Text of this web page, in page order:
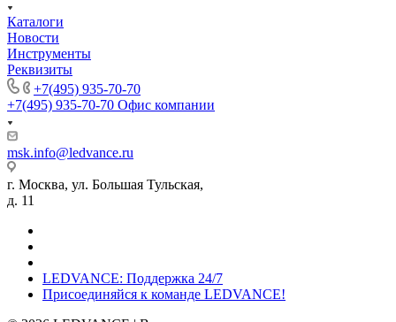
Каталоги
Новости
Инструменты
Реквизиты
+7(495) 935-70-70
+7(495) 935-70-70 Офис компании
msk.info@ledvance.ru
г. Москва, ул. Большая Тульская,
д. 11
LEDVANCE: Поддержка 24/7
Присоединяйся к команде LEDVANCE!